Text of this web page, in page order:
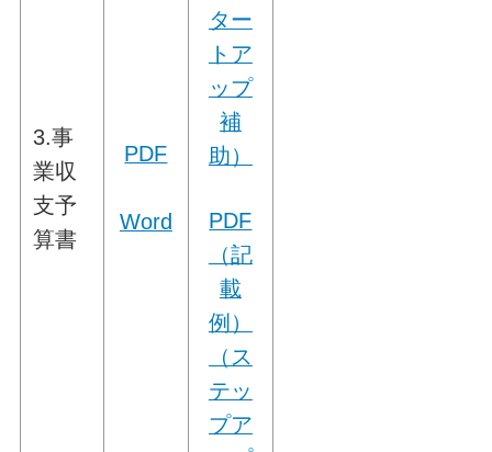
3.事
業収
支予
算書
PDF
Word
ター
トア
ップ
補
助）
PDF
（記
載
例）
（ス
テッ
プア